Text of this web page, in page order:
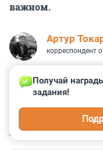
важном.
Артур
корреспондент
КОММЕНТАРИИ
Получай
задания!